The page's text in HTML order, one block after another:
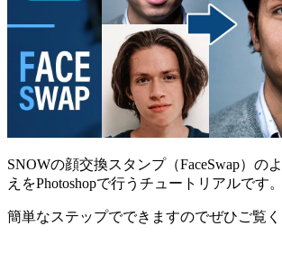
SNOWの顔交換スタンプ（FaceSwap）の
えをPhotoshopで行うチュートリアルです。
簡単なステップでできますのでぜひご覧く